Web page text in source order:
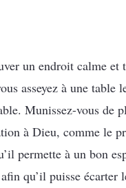
un endroit calme
asseyez à une table
Munissez-vous de
à Dieu, comme le
permette à un bon
qu’il puisse